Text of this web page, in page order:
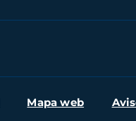
Mapa web